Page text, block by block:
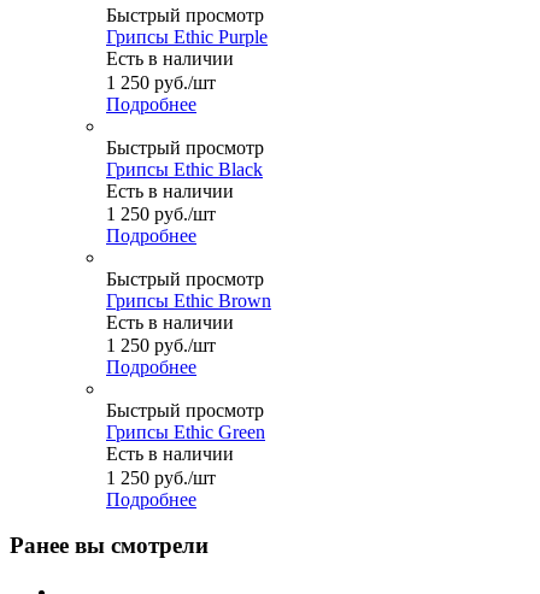
Быстрый просмотр
Грипсы Ethic Purple
Есть в наличии
1 250 руб./шт
Подробнее
Быстрый просмотр
Грипсы Ethic Black
Есть в наличии
1 250 руб./шт
Подробнее
Быстрый просмотр
Грипсы Ethic Brown
Есть в наличии
1 250 руб./шт
Подробнее
Быстрый просмотр
Грипсы Ethic Green
Есть в наличии
1 250 руб./шт
Подробнее
Ранее вы смотрели